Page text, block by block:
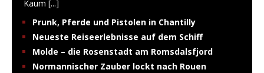
Kaum [...]
Prunk, Pferde und Pistolen in Chantilly
Neueste Reiseerlebnisse auf dem Schiff
Molde – die Rosenstadt am Romsdalsfjord
Normannischer Zauber lockt nach Rouen